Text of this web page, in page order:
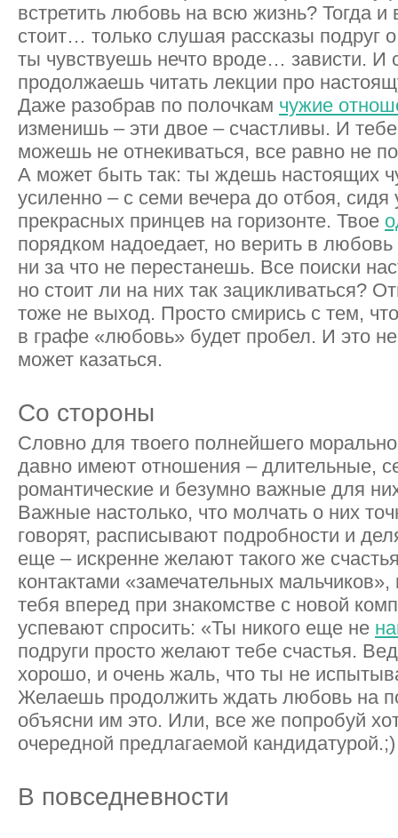
встретить любовь на всю жизнь? Тогда и
стоит… только слушая рассказы подруг
ты чувствуешь нечто вроде… зависти. И
продолжаешь читать лекции про
Даже разобрав по полочкам чужие
изменишь – эти двое – счастливы. И
можешь не отнекиваться, все равно не
А может быть так: ты ждешь настоящих
усиленно – с семи вечера до отбоя,
прекрасных принцев на горизонте. Твое
порядком надоедает, но верить в
ни за что не перестанешь. Все поиски
но стоит ли на них так зацикливаться?
тоже не выход. Просто смирись с тем,
в графе «любовь» будет пробел. И это
может казаться.
Со стороны
Словно для твоего полнейшего
давно имеют отношения – длительные,
романтические и безумно важные для
Важные настолько, что молчать о них
говорят, расписывают подробности и
еще – искренне желают такого же
контактами «замечательных
тебя вперед при знакомстве с новой
успевают спросить: «Ты никого еще не
подруги просто желают тебе счастья.
хорошо, и очень жаль, что ты не
Желаешь продолжить ждать любовь на
объясни им это. Или, все же попробуй
очередной предлагаемой кандидатурой.;)
В повседневности